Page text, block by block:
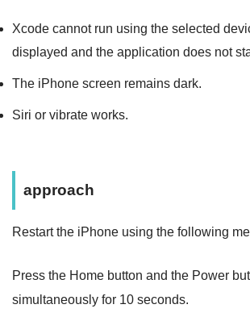
Xcode cannot run using the selected
displayed and the application does not
The iPhone screen remains dark.
Siri or vibrate works.
approach
Restart the iPhone using the following
Press the Home button and the Power
simultaneously for 10 seconds.